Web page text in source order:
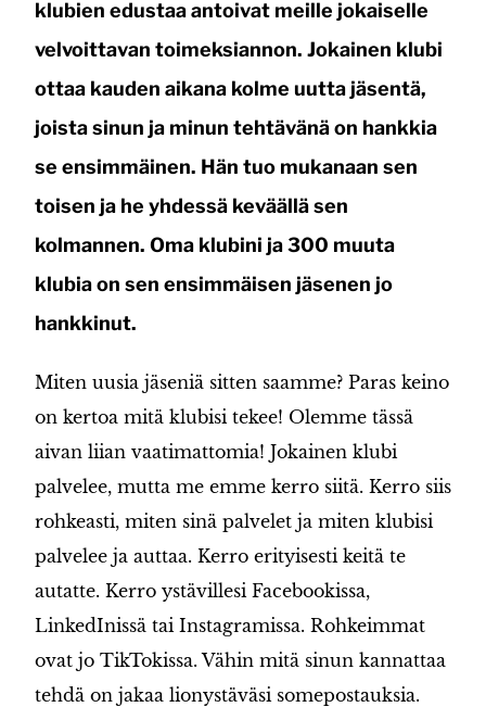
klubien edustaa antoivat meille jokaiselle
velvoittavan toimeksiannon. Jokainen klubi
ottaa kauden aikana kolme uutta jäsentä,
joista sinun ja minun tehtävänä on hankkia
se ensimmäinen. Hän tuo mukanaan sen
toisen ja he yhdessä keväällä sen
kolmannen. Oma klubini ja 300 muuta
klubia on sen ensimmäisen jäsenen jo
hankkinut.
Miten uusia jäseniä sitten saamme? Paras keino
on kertoa mitä klubisi tekee! Olemme tässä
aivan liian vaatimattomia! Jokainen klubi
palvelee, mutta me emme kerro siitä. Kerro siis
rohkeasti, miten sinä palvelet ja miten klubisi
palvelee ja auttaa. Kerro erityisesti keitä te
autatte. Kerro ystävillesi Facebookissa,
LinkedInissä tai Instagramissa. Rohkeimmat
ovat jo TikTokissa. Vähin mitä sinun kannattaa
tehdä on jakaa lionystäväsi somepostauksia.